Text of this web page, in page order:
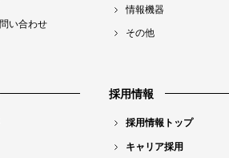
い合わせ
情報機器
その他
採用情報
採用情報トップ
キャリア採用